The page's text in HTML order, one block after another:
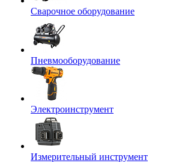
Сварочное оборудование
Пневмооборудование
Электроинструмент
Измерительный инструмент